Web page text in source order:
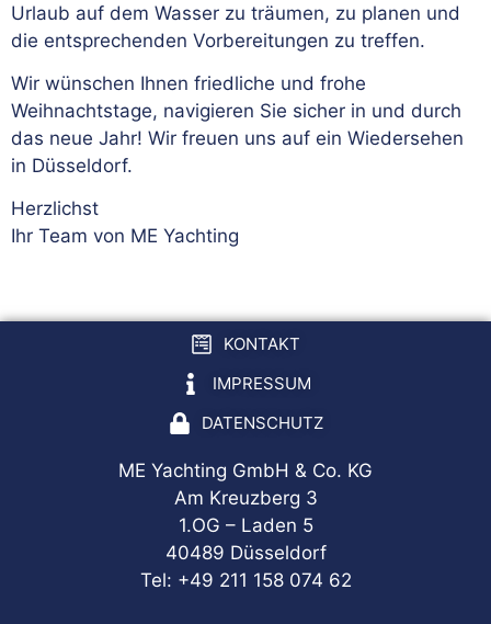
Urlaub auf dem Wasser zu träumen, zu planen und
die entsprechenden Vorbereitungen zu treffen.
Wir wünschen Ihnen friedliche und frohe
Weihnachtstage, navigieren Sie sicher in und durch
das neue Jahr! Wir freuen uns auf ein Wiedersehen
in Düsseldorf.
Herzlichst
Ihr Team von ME Yachting
KONTAKT
IMPRESSUM
DATENSCHUTZ
ME Yachting GmbH & Co. KG
Am Kreuzberg 3
1.OG – Laden 5
40489 Düsseldorf
Tel: +49 211 158 074 62